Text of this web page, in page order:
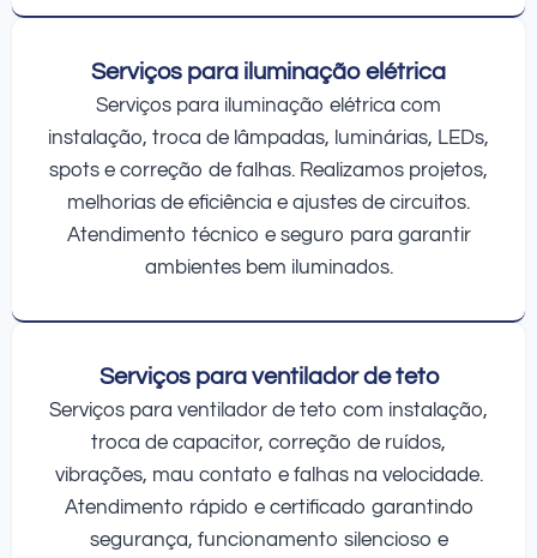
Serviços para iluminação elétrica
Serviços para iluminação elétrica com
instalação, troca de lâmpadas, luminárias, LEDs,
spots e correção de falhas. Realizamos projetos,
melhorias de eficiência e ajustes de circuitos.
Atendimento técnico e seguro para garantir
ambientes bem iluminados.
Serviços para ventilador de teto
Serviços para ventilador de teto com instalação,
troca de capacitor, correção de ruídos,
vibrações, mau contato e falhas na velocidade.
Atendimento rápido e certificado garantindo
segurança, funcionamento silencioso e